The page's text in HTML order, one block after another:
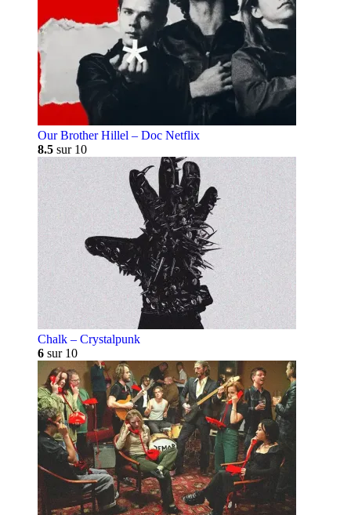
Our Brother Hillel – Doc Netflix
8.5 sur 10
Chalk – Crystalpunk
6 sur 10